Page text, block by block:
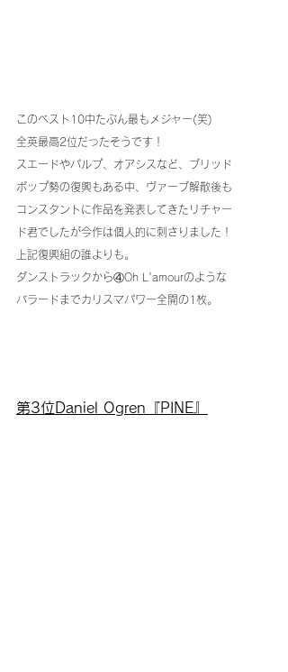
このベスト10中たぶん最もメジャー(笑)
全英最高2位だったそうです！
スエードやパルプ、オアシスなど、ブリッド
ポップ勢の復興もある中、ヴァーブ解散後も
コンスタントに作品を発表してきたリチャー
ド君でしたが今作は個人的に刺さりました！
上記復興組の誰よりも。
ダンストラックから④Oh L'amourのような
バラードまでカリスマパワー全開の1枚。
第3位Daniel Ogren『PINE』